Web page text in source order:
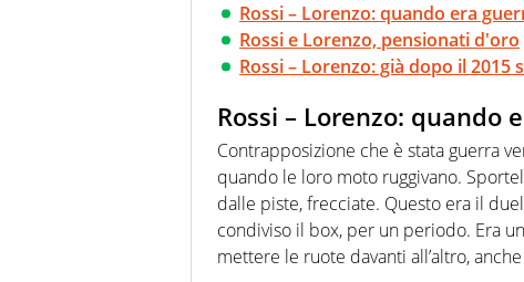
Rossi – Lorenzo: quando era
Rossi e Lorenzo, pensionati d'oro
Rossi – Lorenzo: già dopo il 2015
Rossi – Lorenzo: quando
Contrapposizione che è stata guerra
quando le loro moto ruggivano.
dalle piste, frecciate. Questo era il
condiviso il box, per un periodo. Era
mettere le ruote davanti all’altro,